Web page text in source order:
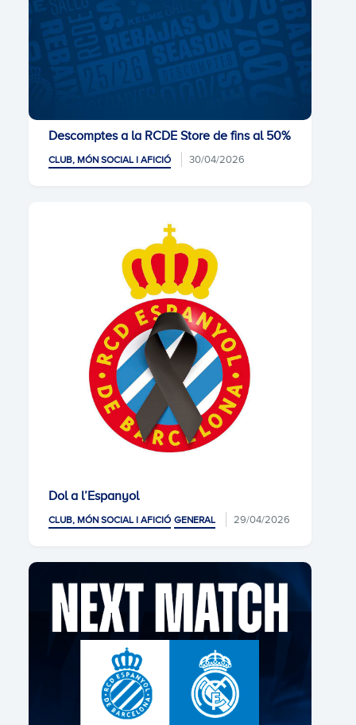
Descomptes a la RCDE Store de fins al 50%
CLUB, MÓN SOCIAL I AFICIÓ 30/04/2026
Dol a l’Espanyol
CLUB, MÓN SOCIAL I AFICIÓ GENERAL 29/04/2026